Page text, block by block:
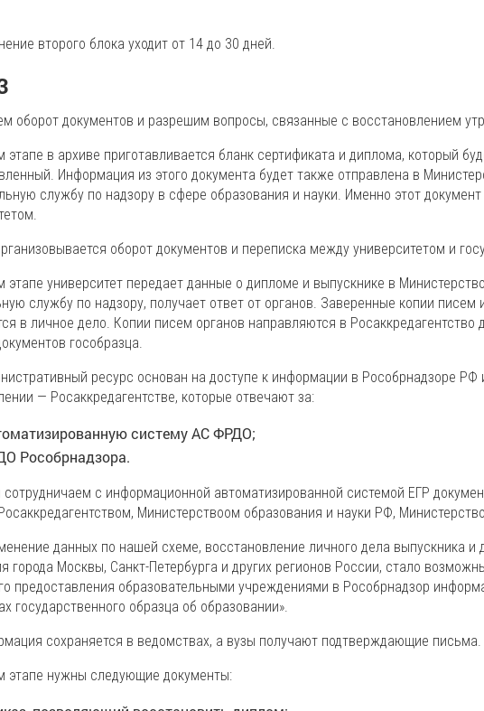
второго блока уходит от 14 до 30 дней.
оборот документов и разрешим вопросы, связанные с восстановлением
этапе в архиве приготавливается бланк сертификата и диплома, который
Информация из этого документа будет также отправлена в
службу по надзору в сфере образования и науки. Именно этот
оборот документов и переписка между университетом и
этапе университет передает данные о дипломе и выпускнике в
службу по надзору, получает ответ от органов. Заверенные копии писем
в личное дело. Копии писем органов направляются в Росаккредагентство
гособразца.
ресурс основан на доступе к информации в Рособрнадзоре РФ
— Росаккредагентстве, которые отвечают за:
систему АС ФРДО;
Рособрнадзора.
с информационной автоматизированной системой ЕГР
Министерствоом образования и науки РФ,
данных по нашей схеме, восстановление личного дела выпускника и
города Москвы, Санкт-Петербурга и других регионов России, стало
предоставления образовательными учреждениями в Рособрнадзор
государственного образца об образовании».
сохраняется в ведомствах, а вузы получают подтверждающие письма.
этапе нужны следующие документы: